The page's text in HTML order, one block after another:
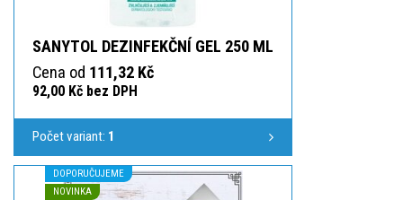
SANYTOL DEZINFEKČNÍ GEL 250 ML
Cena od 111,32 Kč
92,00 Kč bez DPH
Počet variant: 1
DOPORUČUJEME
NOVINKA